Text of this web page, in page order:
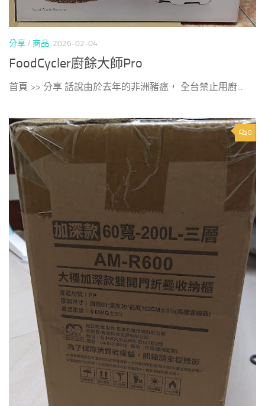
分享/ 商品 2026-02-04
FoodCycler廚餘大師Pro
首頁 >> 分享 話說由於去年的非洲豬瘟， 全台禁止用廚...
0